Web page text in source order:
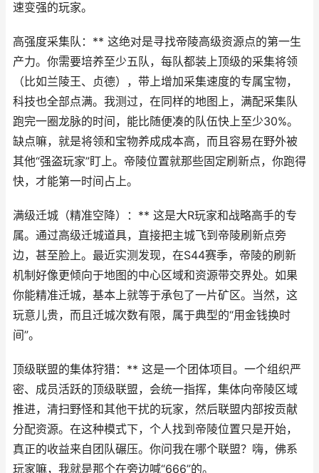
速变强的玩家。
高强度采集队：** 这绝对是寻找帝陵高级资源点的第一生
产力。你需要培养至少五队，每队都装上顶级的采集将领
（比如兰陵王、贞德），带上增加采集速度的专属宝物，
科技也全部点满。我测过，在同样的地图上，满配采集队
跑完一圈龙脉的时间，能比随便凑的队伍快上至少30%。
缺点嘛，就是将领和宝物养成成本高，而且容易在野外被
其他“强盗玩家”盯上。帝陵位置就那些固定刷新点，你跑得
快，才能第一时间占上。
满级迁城（精准空降）：** 这是大R玩家和战略高手的专
属。通过高级迁城道具，直接把主城飞到帝陵刷新点旁
边，甚至脸上。最近实测发现，在S44赛季，帝陵的刷新
机制好像更倾向于地图的中心区域和资源带交界处。如果
你能精准迁城，基本上就等于承包了一片矿区。当然，这
玩意儿贵，而且迁城次数有限，属于典型的“用金钱换时
间”。
顶级联盟的集体狩猎：** 这是一个团体项目。一个组织严
密、成员活跃的顶级联盟，会统一指挥，集体向帝陵区域
推进，清扫野怪和其他干扰的玩家，然后联盟内部按贡献
分配资源。在这种模式下，个人找到帝陵位置只是开始，
真正的收益来自团队碾压。你问我在哪个联盟？嗨，佛系
玩家嘛，我就是那个在旁边喊“666”的。